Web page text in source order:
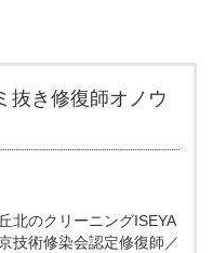
抜き修復師オノウ
北のクリーニングISEYA
技術修染会認定修復師／